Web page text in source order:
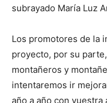
subrayado María Luz
Los promotores de la
proyecto, por su
montañeros y
intentaremos ir
año a año con